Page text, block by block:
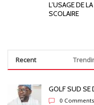
L’USAGE DE
SCOLAIRE
Recent
GOLF SUD SE
0 Comments